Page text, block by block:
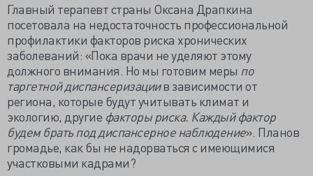
Главный терапевт страны Оксана Драпкина
посетовала на недостаточность профессиональной
профилактики факторов риска хронических
заболеваний: «Пока врачи не уделяют этому
должного внимания. Но мы готовим меры по
таргетной диспансеризациив зависимости от
региона, которые будут учитывать климат и
экологию, другие факторы риска. Каждый фактор
будем брать под диспансерное наблюдение». Планов
громадье, как бы не надорваться с имеющимися
участковыми кадрами?